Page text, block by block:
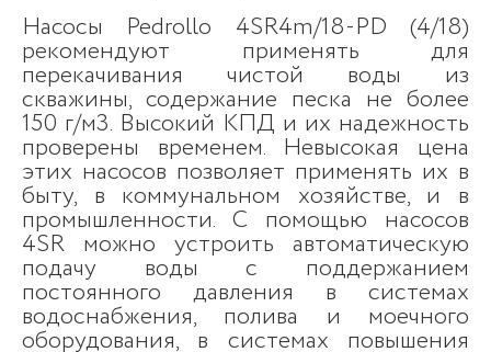
Насосы Pedrollo 4SR4m/18-PD (4/18)
рекомендуют применять для
перекачивания чистой воды из
скважины, содержание песка не более
150 г/м3. Высокий КПД и их надежность
проверены временем. Невысокая цена
этих насосов позволяет применять их в
быту, в коммунальном хозяйстве, и в
промышленности. С помощью насосов
4SR можно устроить автоматическую
подачу воды с поддержанием
постоянного давления в системах
водоснабжения, полива и моечного
оборудования, в системах повышения